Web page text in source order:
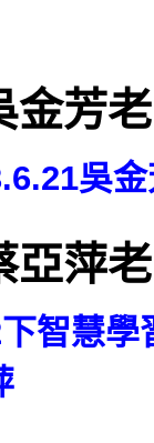
金芳
吳
亞萍
智慧學